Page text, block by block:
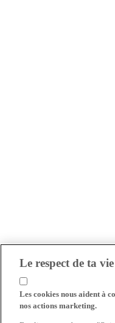
Le respect de ta
Les cookies nous aident à
nos actions marketing.